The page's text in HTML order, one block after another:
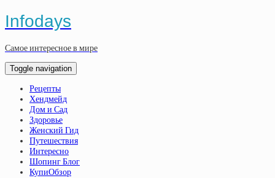
Infodays
Самое интересное в мире
Toggle navigation
Рецепты
Хендмейд
Дом и Сад
Здоровье
Женский Гид
Путешествия
Интересно
Шопинг Блог
КупиОбзор